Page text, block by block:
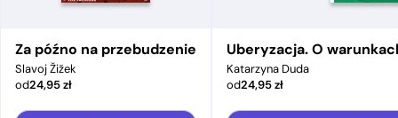
Za późno na przebudzenie
Slavoj Žižek
od24,95zł
Uberyzacja. O
Katarzyna Duda
od24,95zł